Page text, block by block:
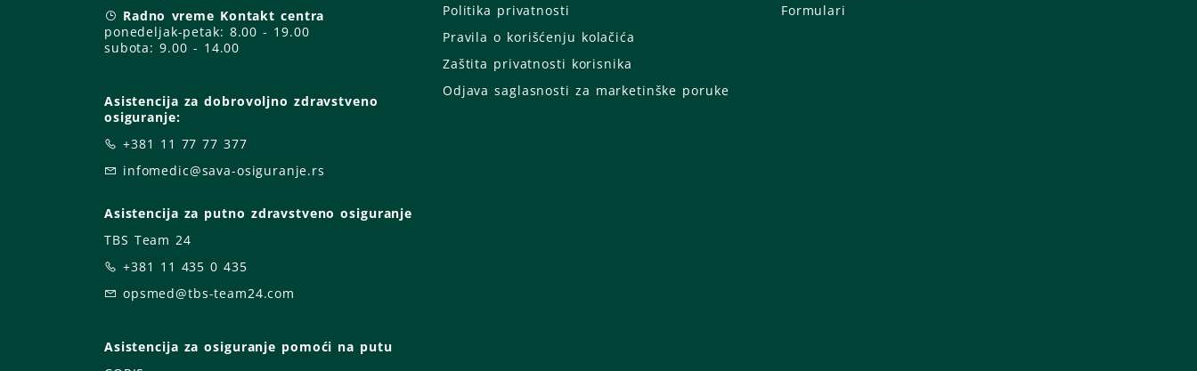
Radno vreme Kontakt centra
ponedeljak-petak: 8.00 - 19.00
subota: 9.00 - 14.00
Asistencija za dobrovoljno zdravstveno
osiguranje:
+381 11 77 77 377
infomedic@sava-osiguranje.rs
Asistencija za putno zdravstveno osiguranje
TBS Team 24
+381 11 435 0 435
opsmed@tbs-team24.com
Asistencija za osiguranje pomoći na putu
Politika privatnosti
Pravila o korišćenju kolačića
Zaštita privatnosti korisnika
Odjava saglasnosti za marketinške poruke
Formulari